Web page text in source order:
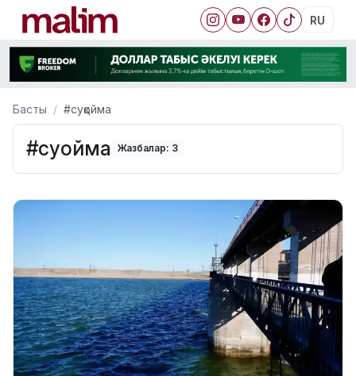
RU
Басты #суқойма
#суқойма Жазбалар: 3